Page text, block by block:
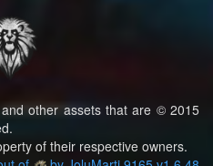
other assets that are © 2015
of their respective owners.